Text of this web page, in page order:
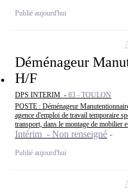
Publié aujourd'hui
Déménageur
H/F
DPS INTERIM - 83 - TOULON
POSTE : Déménageur
agence d'emploi de travail temporaire
transport, dans le montage de mobilier et
Intérim - Non renseigné
Publié aujourd'hui